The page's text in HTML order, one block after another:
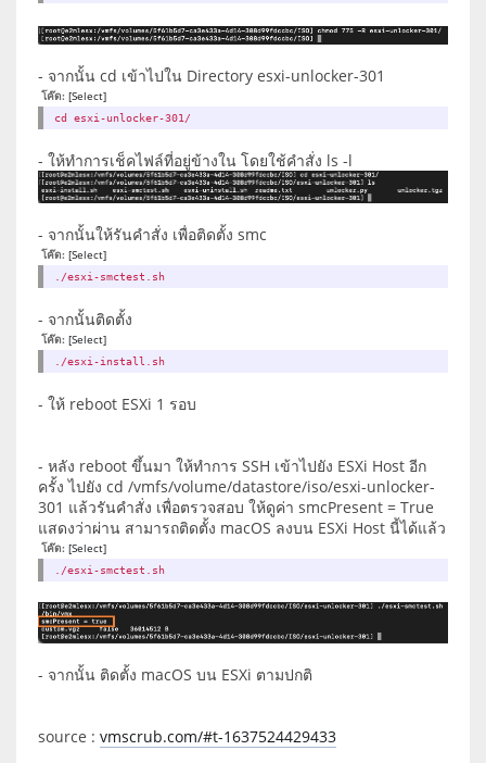
- จากนั้น cd เข้าไปใน Directory esxi-unlocker-301
โค๊ด: [Select]
cd esxi-unlocker-301/
- ให้ทำการเช็คไฟล์ที่อยู่ข้างใน โดยใช้คำสั่ง ls -l
- จากนั้นให้รันคำสั่ง เพื่อติดตั้ง smc
โค๊ด: [Select]
./esxi-smctest.sh
- จากนั้นติดตั้ง
โค๊ด: [Select]
./esxi-install.sh
- ให้ reboot ESXi 1 รอบ
- หลัง reboot ขึ้นมา ให้ทำการ SSH เข้าไปยัง ESXi Host อีก
ครั้ง ไปยัง cd /vmfs/volume/datastore/iso/esxi-unlocker-
301 แล้วรันคำสั่ง เพื่อตรวจสอบ ให้ดูค่า smcPresent = True
แสดงว่าผ่าน สามารถติดตั้ง macOS ลงบน ESXi Host นี้ได้แล้ว
โค๊ด: [Select]
./esxi-smctest.sh
- จากนั้น ติดตั้ง macOS บน ESXi ตามปกติ
source : vmscrub.com/#t-1637524429433